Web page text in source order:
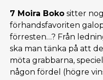
7 Moira Boko sitter
förhandsfavoriten
förresten…? Från
ska man tänka på att
möta grabbarna,
någon fördel (högre